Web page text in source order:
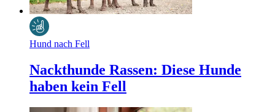
Hund nach Fell
Nackthunde Rassen: Diese Hunde
haben kein Fell